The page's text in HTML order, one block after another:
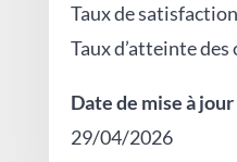
Taux de
Taux d’atteinte des
Date de mise à
29/04/2026